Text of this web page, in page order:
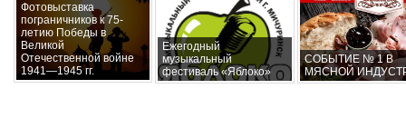
Фотовыставка
пограничников к 75-
летию Победы в
Великой
Отечественной войне
1941—1945 гг.
Ежегодный
музыкальный
фестиваль «Яблоко»
СОБЫТИЕ № 1 В
МЯСНОЙ